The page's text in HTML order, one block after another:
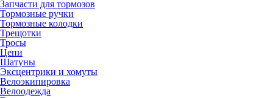
Запчасти для тормозов
Тормозные ручки
Тормозные колодки
Трещотки
Тросы
Цепи
Шатуны
Эксцентрики и хомуты
Велоэкипировка
Велоодежда